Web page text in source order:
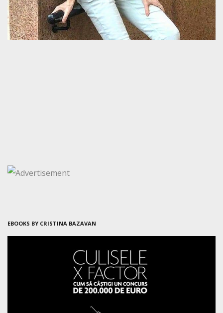
EBOOKS BY CRISTINA BAZAVAN